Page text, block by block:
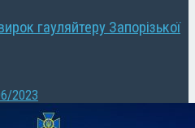
гауляйтеру Запорізької
2023